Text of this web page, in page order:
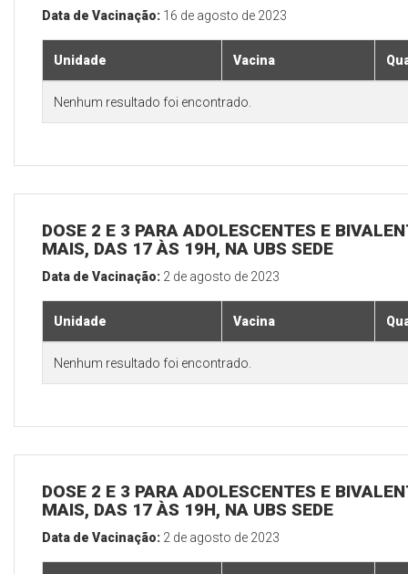
Data de Vacinação: 16 de agosto de 2023
Unidade Vacina
Nenhum resultado foi encontrado.
DOSE 2 E 3 PARA ADOLESCENTES E
MAIS, DAS 17 ÀS 19H, NA UBS SEDE
Data de Vacinação: 2 de agosto de 2023
Unidade Vacina
Nenhum resultado foi encontrado.
DOSE 2 E 3 PARA ADOLESCENTES E
MAIS, DAS 17 ÀS 19H, NA UBS SEDE
Data de Vacinação: 2 de agosto de 2023